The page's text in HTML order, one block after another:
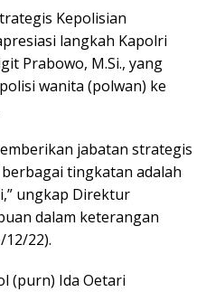
Kepolisian
langkah Kapolri
Prabowo, M.Si., yang
wanita (polwan) ke
jabatan strategis
tingkatan adalah
ungkap Direktur
dalam keterangan
22).
(purn) Ida Oetari